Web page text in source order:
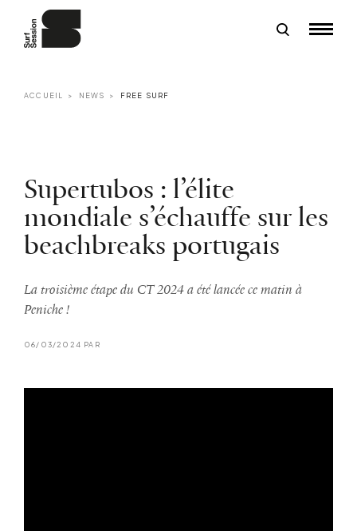
ACCUEIL NEWS FREE SURF
Supertubos : l’élite
mondiale s’échauffe sur les
beachbreaks portugais
La troisième étape du CT 2024 a été lancée ce matin à
Peniche !
06/03/2024 PAR